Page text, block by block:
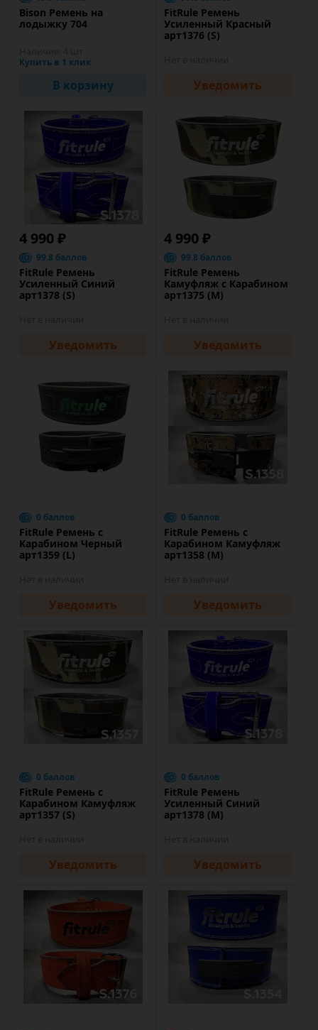
Bison Ремень на
лодыжку 704
Купить в 1 клик
В корзину
FitRule Ремень
Усиленный Красный
арт1376 (S)
Уведомить
4 990 ₽
99.8 баллов
FitRule Ремень
Усиленный Синий
арт1378 (S)
Уведомить
4 990 ₽
99.8 баллов
FitRule Ремень
Камуфляж с Карабином
арт1375 (M)
Уведомить
0 баллов
FitRule Ремень с
Карабином Черный
арт1359 (L)
Уведомить
0 баллов
FitRule Ремень с
Карабином Камуфляж
арт1358 (M)
Уведомить
0 баллов
FitRule Ремень с
Карабином Камуфляж
арт1357 (S)
Уведомить
0 баллов
FitRule Ремень
Усиленный Синий
арт1378 (M)
Уведомить